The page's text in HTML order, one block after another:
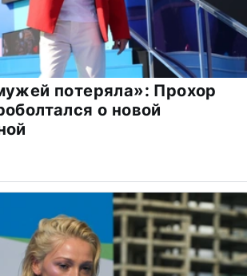
потеряла»: Прохор
о новой